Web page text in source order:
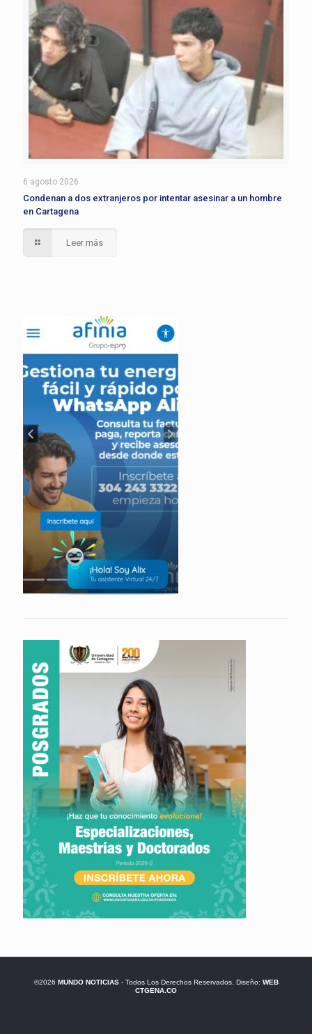
6 agosto 2026
Condenan a dos extranjeros por intentar asesinar a un hombre
en Cartagena
Leer más
©2026 MUNDO NOTICIAS- Todos Los Derechos Reservados. Diseño: WEB
CTGENA.CO